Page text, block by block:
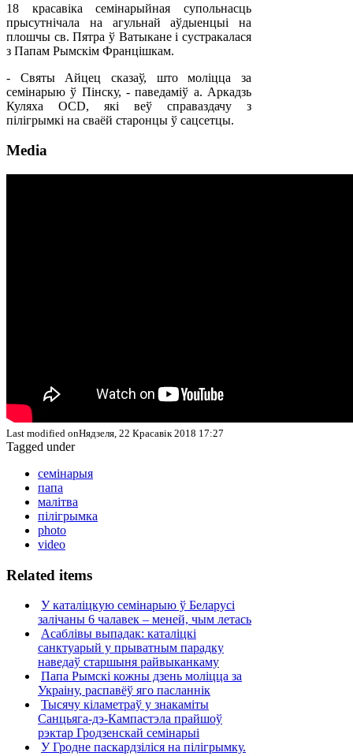
18 красавіка семінарыйная супольнасць
прысутнічала на агульнай аўдыенцыі на
плошчы св. Пятра ў Ватыкане і сустракалася
з Папам Рымскім Францішкам.
- Святы Айцец сказаў, што моліцца за
семінарыю ў Пінску, - паведаміў а. Аркадзь
Куляха OCD, які веў справаздачу з
пілігрымкі на сваёй старонцы ў сацсетцы.
Media
Last modified onНядзеля, 22 Красавік 2018 17:27
Tagged under
семінарыя
папа
малітва
пілігрымка
photo
video
Related items
У каталіцкую семінарыю ў Беларусі
залічаны 6 чалавек – меней, чым летась
Асаблівы выпадак: каталіцкі
санктуарый у прыватным парадку
наведаў старшыня райвыканкаму
Папа Рымскі кожны дзень моліцца за
Украіну, распавёў яго пасланнік
Тысячу кіламетраў у знакаміты
Санцьяга-дэ-Кампастэла прайшоў
рэктар Гродзенскай семінарыі
У Гродне паскардзіліся на пілігрымку.